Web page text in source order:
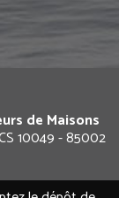
de Maisons
10049 - 85002